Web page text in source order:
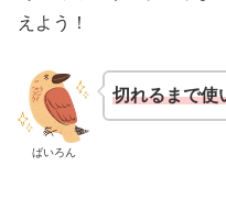
えよう！
ばいろん
切れるまで使